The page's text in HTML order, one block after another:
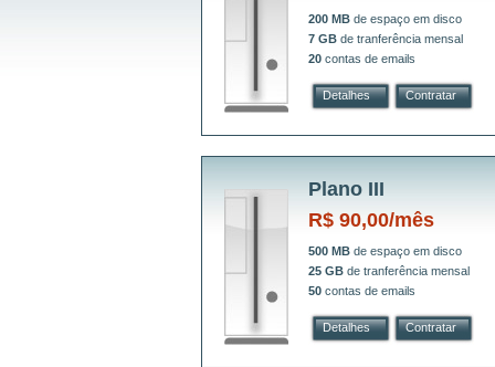
200 MB de espaço em disco
7 GB de tranferência mensal
20 contas de emails
Detalhes Contratar
Plano III
R$ 90,00/mês
500 MB de espaço em disco
25 GB de tranferência mensal
50 contas de emails
Detalhes Contratar